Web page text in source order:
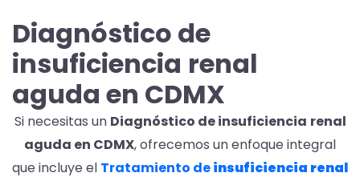
Diagnóstico de
insuficiencia renal
aguda en CDMX
Si necesitas un Diagnóstico de insuficiencia renal
aguda en CDMX, ofrecemos un enfoque integral
que incluye el Tratamiento deinsuficiencia renal